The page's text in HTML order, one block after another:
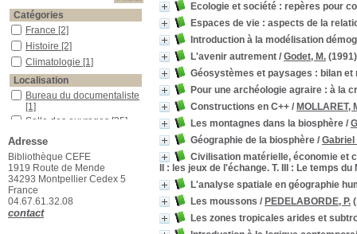
Ecologie et société : repères pour
Espaces de vie : aspects de la
Introduction à la modélisation
L'avenir autrement / Godet, M. (1991)
Géosystèmes et paysages : bilan et
Pour une archéologie agraire : à la
Constructions en C++ / MOLLARET,
Les montagnes dans la biosphère /
Géographie de la biosphère / Gabriel
Civilisation matérielle, économie et
II : les jeux de l'échange. T. III : Le temps du
L'analyse spatiale en géographie
Les moussons / PEDELABORDE, P.
Les zones tropicales arides et
Catégories
FranceFrance [2]
Histoire
Histoire [2]
Climatologie
Climatologie [1]
Localisation
Bureau du documentaliste
Bureau du documentaliste
[1]
Salle des ouvrages
Salle des ouvrages [25]
Salle des périodiques Le Houérou
Salle des périodiques Le
Houérou
Section
01_Agriculture
01_Agriculture[1]
04_Ecologie_animale
04_Ecologie_animale
07_Climatologie
07_Climatologie
Adresse
Bibliothèque CEFE
1919 Route de Mende
34293 Montpellier Cedex 5
France
04.67.61.32.08
contact